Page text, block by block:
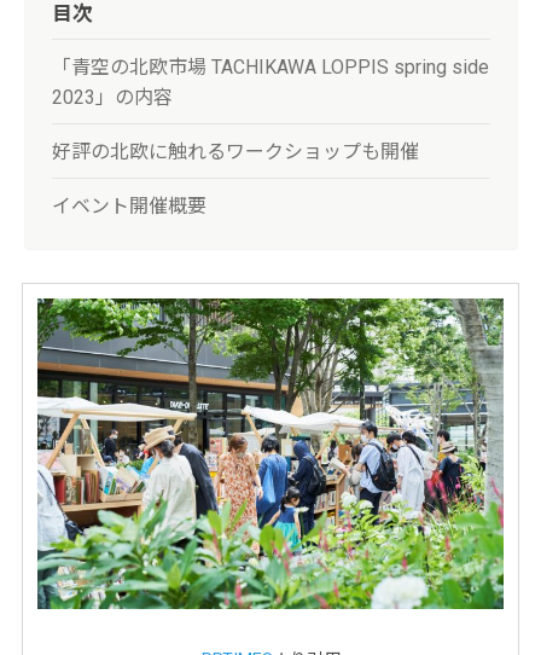
目次
「青空の北欧市場 TACHIKAWA LOPPIS spring side
2023」の内容
好評の北欧に触れるワークショップも開催
イベント開催概要